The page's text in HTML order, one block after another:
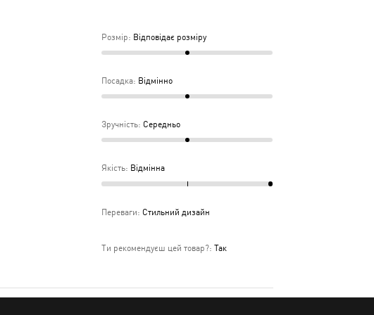
Розмір: Відповідає розміру
Посадка: Відмінно
Зручність: Середньо
Якість: Відмінна
Переваги: Стильний дизайн
Ти рекомендуєш цей товар?: Так